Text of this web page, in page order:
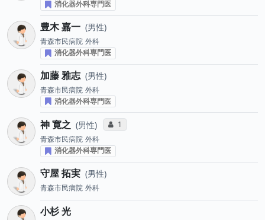
消化器外科専門医
豊木 嘉一 男性
青森市民病院 外科
消化器外科専門医
加藤 雅志 男性
青森市民病院 外科
消化器外科専門医
神 寛之 男性 コミュニケーション・タイプ投票数
1
青森市民病院 外科
消化器外科専門医
守屋 拓実 男性
青森市民病院 外科
小杉 光